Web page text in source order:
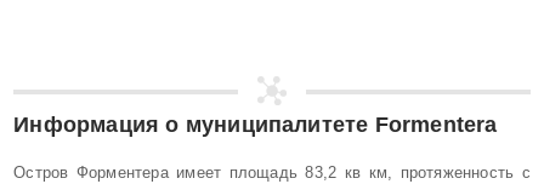
Информация о муниципалитете Formentera
Остров Форментера имеет площадь 83,2 кв км, протяженность с